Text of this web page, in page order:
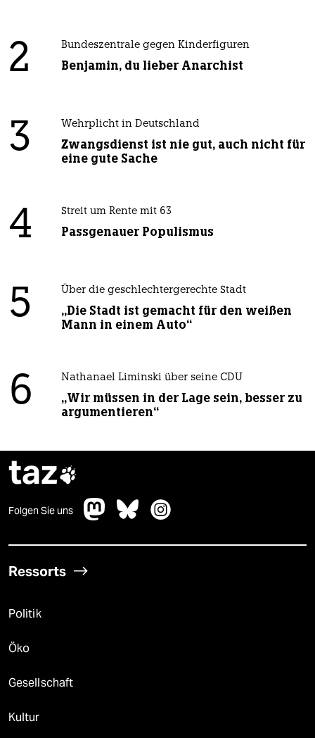
2 Bundeszentrale gegen Kinderfiguren
Benjamin, du lieber Anarchist
3 Wehrplicht in Deutschland
Zwangsdienst ist nie gut, auch nicht für
eine gute Sache
4 Streit um Rente mit 63
Passgenauer Populismus
5 Über die geschlechtergerechte Stadt
„Die Stadt ist gemacht für den weißen
Mann in einem Auto“
6 Nathanael Liminski über seine CDU
„Wir müssen in der Lage sein, besser zu
argumentieren“
taz
Folgen Sie uns
Ressorts
Politik
Öko
Gesellschaft
Kultur